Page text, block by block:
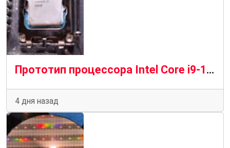
Прототип процессора Intel Core i9-14901KE без E-ядер протестирован и разогнан до 7,4 ГГц
4 дня назад